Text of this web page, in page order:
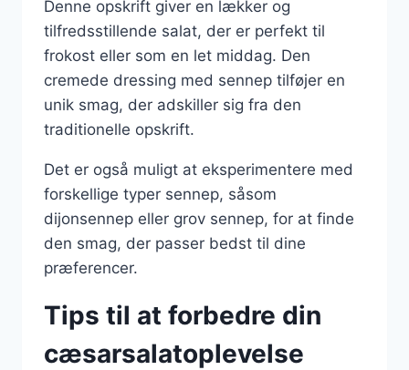
Denne opskrift giver en lækker og
tilfredsstillende salat, der er perfekt til
frokost eller som en let middag. Den
cremede dressing med sennep tilføjer en
unik smag, der adskiller sig fra den
traditionelle opskrift.
Det er også muligt at eksperimentere med
forskellige typer sennep, såsom
dijonsennep eller grov sennep, for at finde
den smag, der passer bedst til dine
præferencer.
Tips til at forbedre din
cæsarsalatoplevelse